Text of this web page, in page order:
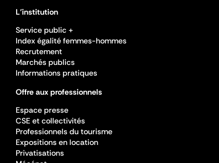
L'institution
Service public +
Index égalité femmes-hommes
Recrutement
Marchés publics
Informations pratiques
Offre aux professionnels
Espace presse
CSE et collectivités
Professionnels du tourisme
Expositions en location
Privatisations